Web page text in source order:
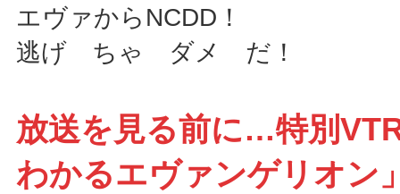
エヴァからNCDD！
逃げ ちゃ ダメ だ！
放送を見る前に…特別
わかるエヴァンゲリオン